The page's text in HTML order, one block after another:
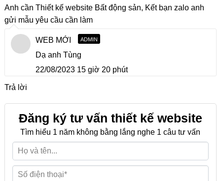
Anh cần Thiết kế website Bất động sản, Kết bạn zalo anh
gửi mẫu yêu cầu cần làm
WEB MỚI ADMIN
Dạ anh Tùng
22/08/2023 15 giờ 20 phút
Trả lời
Đăng ký tư vấn thiết kế website
Tìm hiểu 1 năm không bằng lắng nghe 1 câu tư vấn